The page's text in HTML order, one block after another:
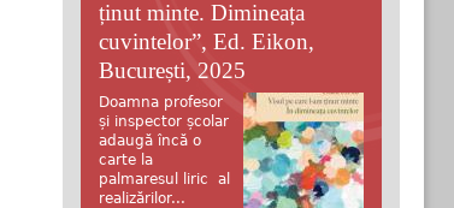
ținut minte. Dimineața
cuvintelor”, Ed. Eikon,
București, 2025
Doamna profesor
și inspector școlar
adaugă încă o
carte la
palmaresul liric al
realizărilor...